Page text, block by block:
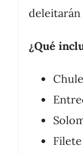
deleitarán
¿Qué